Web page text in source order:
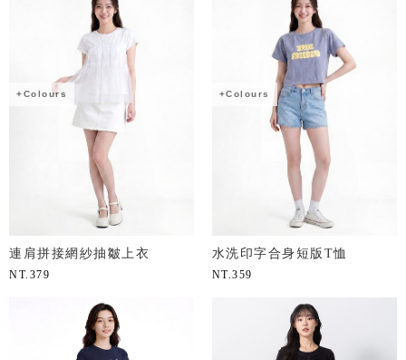
+Colours
連肩拼接網紗抽皺上衣
NT. 379
+Colours
水洗印字合身短版T恤
NT. 359